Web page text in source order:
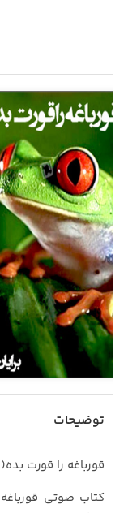
توضیحات
قورباغه را قورت
کتاب صوتی